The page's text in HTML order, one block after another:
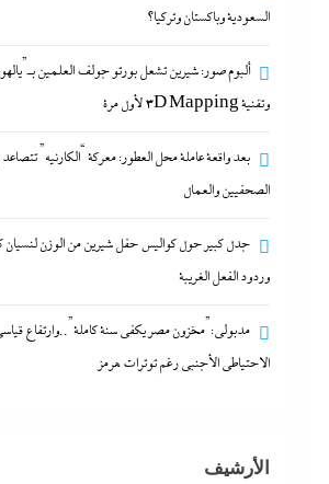
السعودية وباكستان وتركيا؟
ألبوم صور: شيرين تشعل بورتو جولف العلمين
وتقنية 3D Mapping لأول مرة
بعد واقعة عاملة محل العطور: معركة “الكارنيه” تتصاعد
الصحفيين والعمال
جدل كبير حول كواليس حفل شيرين من الوزن لنسيان
وردود الفعل الغريبة
مدبولي:”مخزون مصر يكفي سنة كاملة”..وارتفاع
الاحتياطي الأجنبي رغم توترات هرمز
الأرشيف